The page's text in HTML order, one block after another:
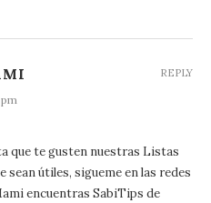
que te gusten nuestras Listas
útiles, sigueme en las redes
encuentras SabiTips de
REPLY